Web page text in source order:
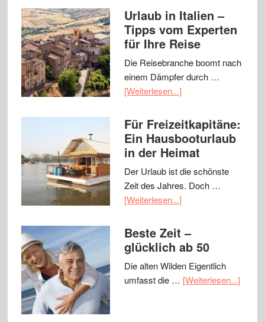
Urlaub in Italien –
Tipps vom Experten
für Ihre Reise
Die Reisebranche boomt nach
einem Dämpfer durch …
[Weiterlesen...]
Für Freizeitkapitäne:
Ein Hausbooturlaub
in der Heimat
Der Urlaub ist die schönste
Zeit des Jahres. Doch …
[Weiterlesen...]
Beste Zeit –
glücklich ab 50
Die alten Wilden Eigentlich
umfasst die … [Weiterlesen...]